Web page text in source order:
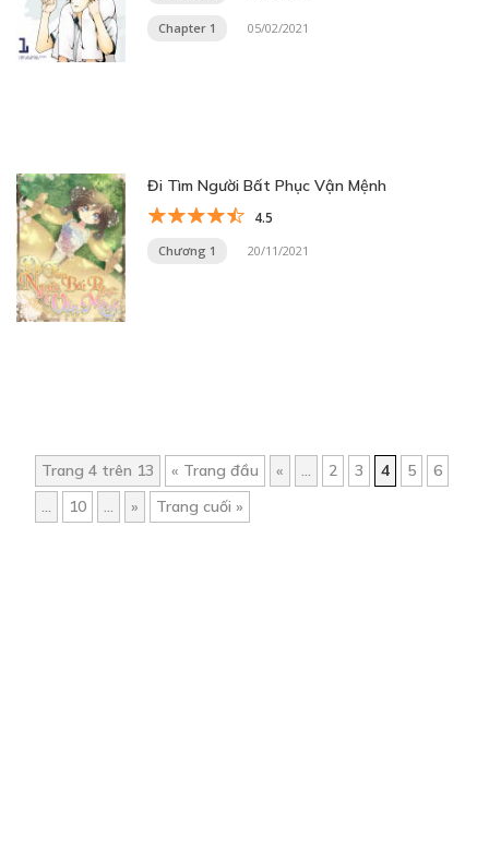
Chapter 1 05/02/2021
Đi Tìm Người Bất Phục Vận Mệnh
4.5
Chương 1 20/11/2021
Trang 4 trên 13 « Trang đầu « ... 2 3 4 5
6
...
10 ... » Trang cuối »